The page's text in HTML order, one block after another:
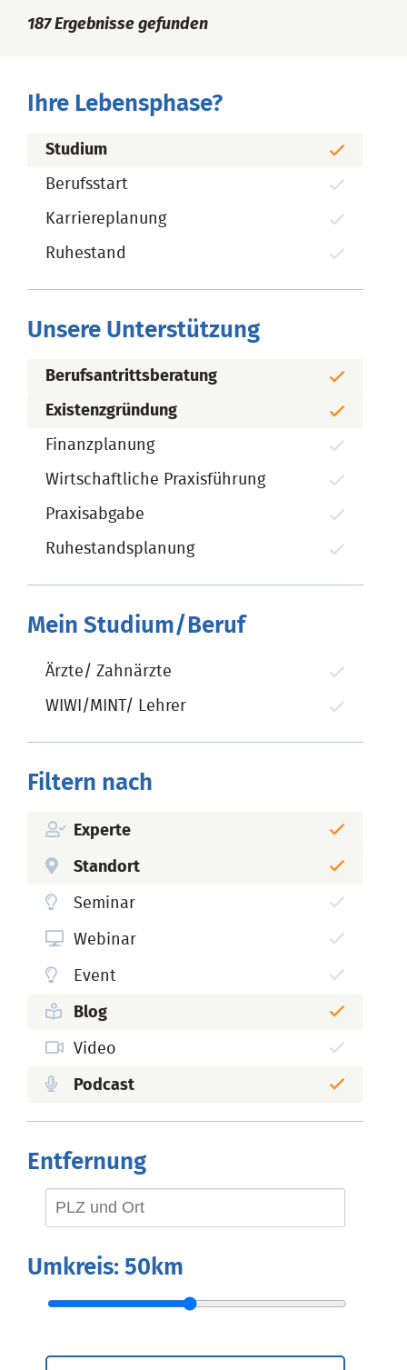
187Ergebnisse gefunden
Ihre Lebensphase?
Studium
Berufsstart
Karriereplanung
Ruhestand
Unsere Unterstützung
Berufsantrittsberatung
Existenzgründung
Finanzplanung
Wirtschaftliche Praxisführung
Praxisabgabe
Ruhestandsplanung
Mein Studium/Beruf
Ärzte/ Zahnärzte
WIWI/MINT/ Lehrer
Filtern nach
Experte
Standort
Seminar
Webinar
Event
Blog
Video
Podcast
Entfernung
Umkreis: 50km